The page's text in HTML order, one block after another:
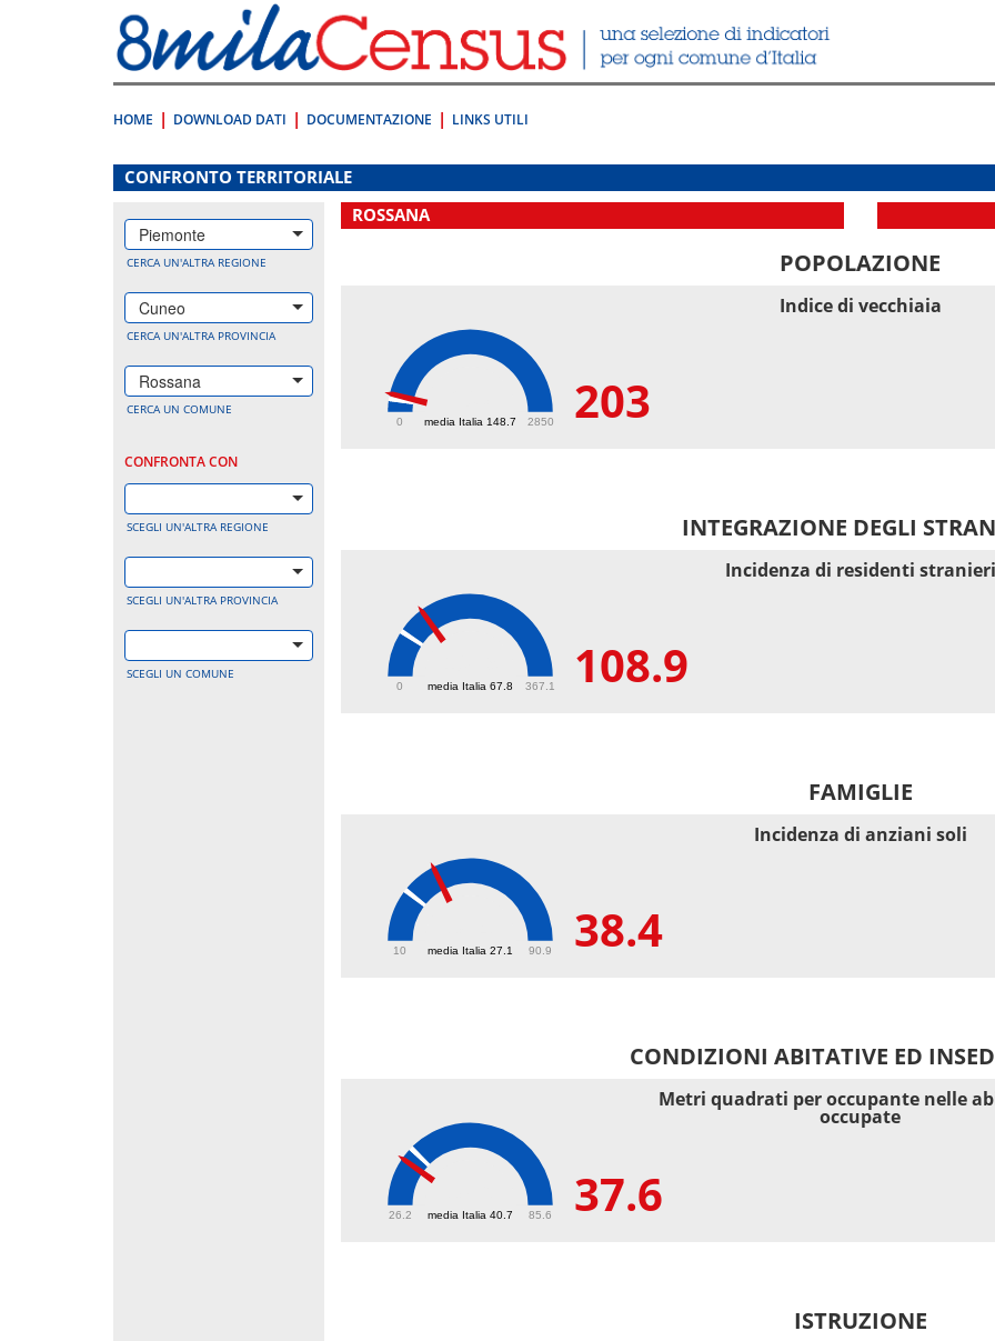
direttamente
a:
Contenuto
HOME DOWNLOAD DATI DOCUMENTAZIONE LINKS UTILI
.
CONFRONTO TERRITORIALE
Piemonte
CERCA UN'ALTRA REGIONE
Cuneo
CERCA UN'ALTRA PROVINCIA
Rossana
CERCA UN COMUNE
CONFRONTA CON
SCEGLI UN'ALTRA REGIONE
SCEGLI UN'ALTRA PROVINCIA
SCEGLI UN COMUNE
ROSSANA
POPOLAZIONE
media Italia 148.7
0 2850 203
Indice di vecchiaia
INTEGRAZIONE DEGLI
media Italia 67.8
0 367.1 108.9
Incidenza di residenti stranieri
FAMIGLIE
media Italia 27.1
10 90.9 38.4
Incidenza di anziani soli
CONDIZIONI ABITATIVE ED
media Italia 40.7
26.2 85.6 37.6
Metri quadrati per occupante nelle
occupate
ISTRUZIONE